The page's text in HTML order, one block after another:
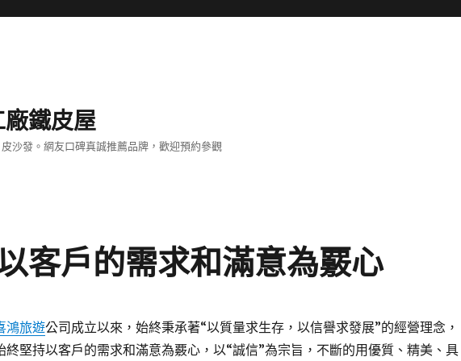
鐵皮屋
沙發。網友口碑真誠推薦品牌，歡迎預約參觀
客戶的需求和滿意為覈心
鴻旅遊公司成立以來，始終秉承著“以質量求生存，以信譽求發展”的經營理念，
終堅持以客戶的需求和滿意為覈心，以“誠信”為宗旨，不斷的用優質、精美、具